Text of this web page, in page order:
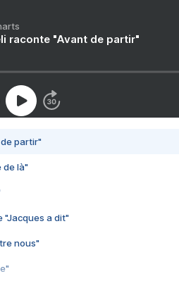
raconte "Avant de partir"
de partir"
de là"
"Jacques a dit"
nous"